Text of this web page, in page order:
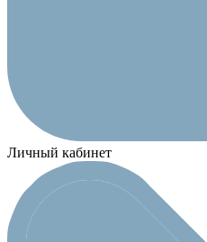
Личный кабинет